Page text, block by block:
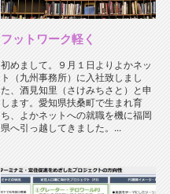
フットワーク軽く
初めまして。９月１日よりよかネッ
ト（九州事務所）に入社致しまし
た、酒見知里（さけみちさと）と申
します。愛知県扶桑町で生まれ育
ち、よかネットへの就職を機に福岡
県へ引っ越してきました。...